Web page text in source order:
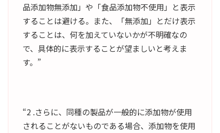
品添加物無添加」や「食品添加物不使用」と表示
することは避ける。また、「無添加」とだけ表示
することは、何を加えていないかが不明確なの
で、具体的に表示することが望ましいと考えま
す。”
“2 .さらに、同種の製品が一般的に添加物が使用
されることがないものである場合、添加物を使用